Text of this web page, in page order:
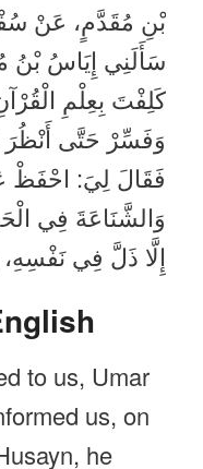
بْنِ مُقَدَّمٍ، عَنْ
سَأَلَنِي إِيَاسُ بْنُ
كَلِفْتَ بِعِلْمِ
وَفَسِّرْ حَتَّى أَنْظُرَ
فَقَالَ لِيَ: احْفَظْ
وَالشَّنَاعَةَ فِي
إِلَّا ذَلَّ فِي
to us, Umar
us, on
he